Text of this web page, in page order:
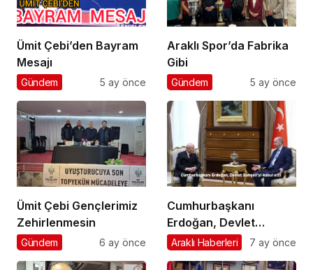
Ümit Çebi’den Bayram
Mesajı
Gündem 5 ay önce
Araklı Spor’da Fabrika
Gibi
Gündem 5 ay önce
Ümit Çebi Gençlerimiz
Zehirlenmesin
Gündem 6 ay önce
Cumhurbaşkanı
Erdoğan, Devlet
Bahçeli’yi kabul etti
Araklı Haberleri 7 ay önce